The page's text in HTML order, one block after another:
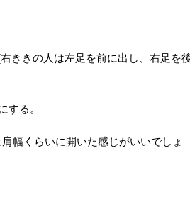
ききの人は左足を前に出し、右足を
する。
幅くらいに開いた感じがいいでしょ